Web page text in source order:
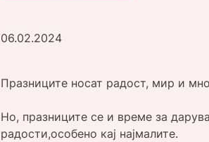
06.02.2024
Празниците носат радост, мир и
Но, празниците се и време за
радости,особено кај најмалите.